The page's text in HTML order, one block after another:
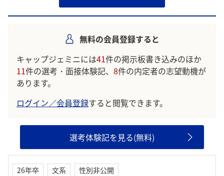
無料の会員登録すると
キャップジェミニには41件の掲示板書き込みのほか
11件の選考・面接体験記、 8件の内定者の志望動機が
あります。
ログイン／会員登録すると閲覧できます。
選考体験記を見る(無料)
26年卒 文系
性別非公開